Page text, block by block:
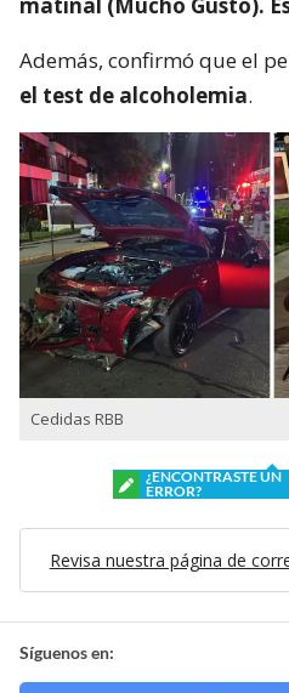
Además, confirmó que el
el test de alcoholemia.
Cedidas RBB
¿ENCONTRASTE UN
ERROR?
Revisa nuestra página de
Síguenos en: